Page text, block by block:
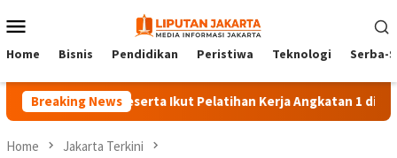
to
Menu
Home Bisnis Pendidikan Peristiwa Teknologi Serba-
Breaking News
140 Peserta Ikut Pelatihan Kerja Angkatan 1 di PPKD
Home Jakarta Terkini